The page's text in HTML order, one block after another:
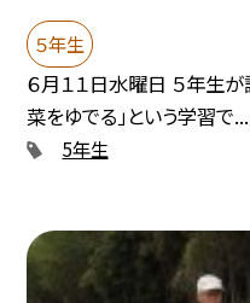
５年生
６月１１日水曜日 ５年生
菜をゆでる」という学習で...
5年生